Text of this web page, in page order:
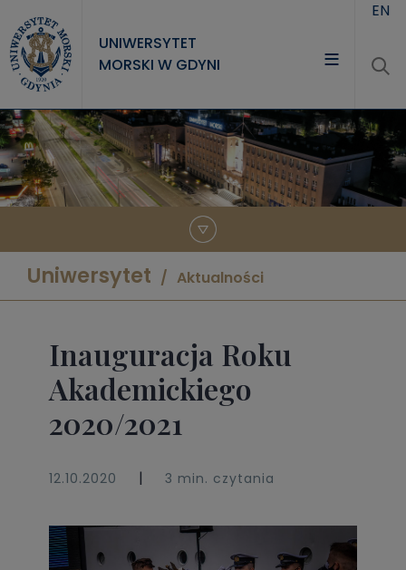
UNIWERSYTET
MORSKI W GDYNI
UNIWERSYTET
STUDIA
NAUKA
EN
Uniwersytet Aktualności
Inauguracja Roku
Akademickiego
2020/2021
12.10.2020 | 3 min. czytania